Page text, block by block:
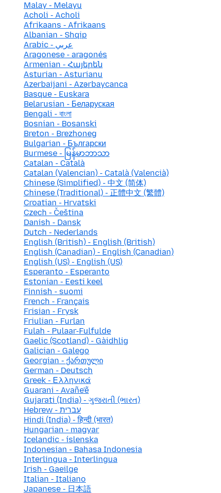
Malay - Melayu
Acholi - Acholi
Afrikaans - Afrikaans
Albanian - Shqip
Arabic - عربي
Aragonese - aragonés
Armenian - Հայերեն
Asturian - Asturianu
Azerbaijani - Azərbaycanca
Basque - Euskara
Belarusian - Беларуская
Bengali - বাংলা
Bosnian - Bosanski
Breton - Brezhoneg
Bulgarian - Български
Burmese - မြန်မာဘာသာ
Catalan - Català
Catalan (Valencian) - Català (Valencià)
Chinese (Simplified) - 中文 (简体)
Chinese (Traditional) - 正體中文 (繁體)
Croatian - Hrvatski
Czech - Čeština
Danish - Dansk
Dutch - Nederlands
English (British) - English (British)
English (Canadian) - English (Canadian)
English (US) - English (US)
Esperanto - Esperanto
Estonian - Eesti keel
Finnish - suomi
French - Français
Frisian - Frysk
Friulian - Furlan
Fulah - Pulaar-Fulfulde
Gaelic (Scotland) - Gàidhlig
Galician - Galego
Georgian - ქართული
German - Deutsch
Greek - Ελληνικά
Guarani - Avañe'ẽ
Gujarati (India) - ગુજરાતી (ભારત)
Hebrew - עברית
Hindi (India) - हिन्दी (भारत)
Hungarian - magyar
Icelandic - íslenska
Indonesian - Bahasa Indonesia
Interlingua - Interlingua
Irish - Gaeilge
Italian - Italiano
Japanese - 日本語